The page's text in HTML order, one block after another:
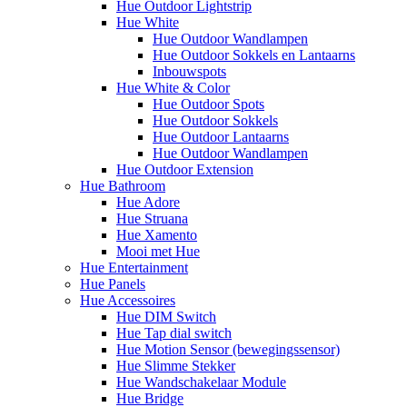
Hue Outdoor Lightstrip
Hue White
Hue Outdoor Wandlampen
Hue Outdoor Sokkels en Lantaarns
Inbouwspots
Hue White & Color
Hue Outdoor Spots
Hue Outdoor Sokkels
Hue Outdoor Lantaarns
Hue Outdoor Wandlampen
Hue Outdoor Extension
Hue Bathroom
Hue Adore
Hue Struana
Hue Xamento
Mooi met Hue
Hue Entertainment
Hue Panels
Hue Accessoires
Hue DIM Switch
Hue Tap dial switch
Hue Motion Sensor (bewegingssensor)
Hue Slimme Stekker
Hue Wandschakelaar Module
Hue Bridge